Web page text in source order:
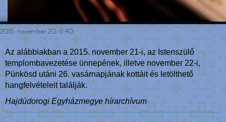
2015. november 20. 11:40
Az alábbiakban a 2015. november 21-i, az Istenszülő
templombavezetése ünnepének, illetve november 22-i,
Pünkösd utáni 26. vasárnapjának kottáit és letölthető
hangfelvételeit találják.
Hajdúdorogi Egyházmegye hírarchívum